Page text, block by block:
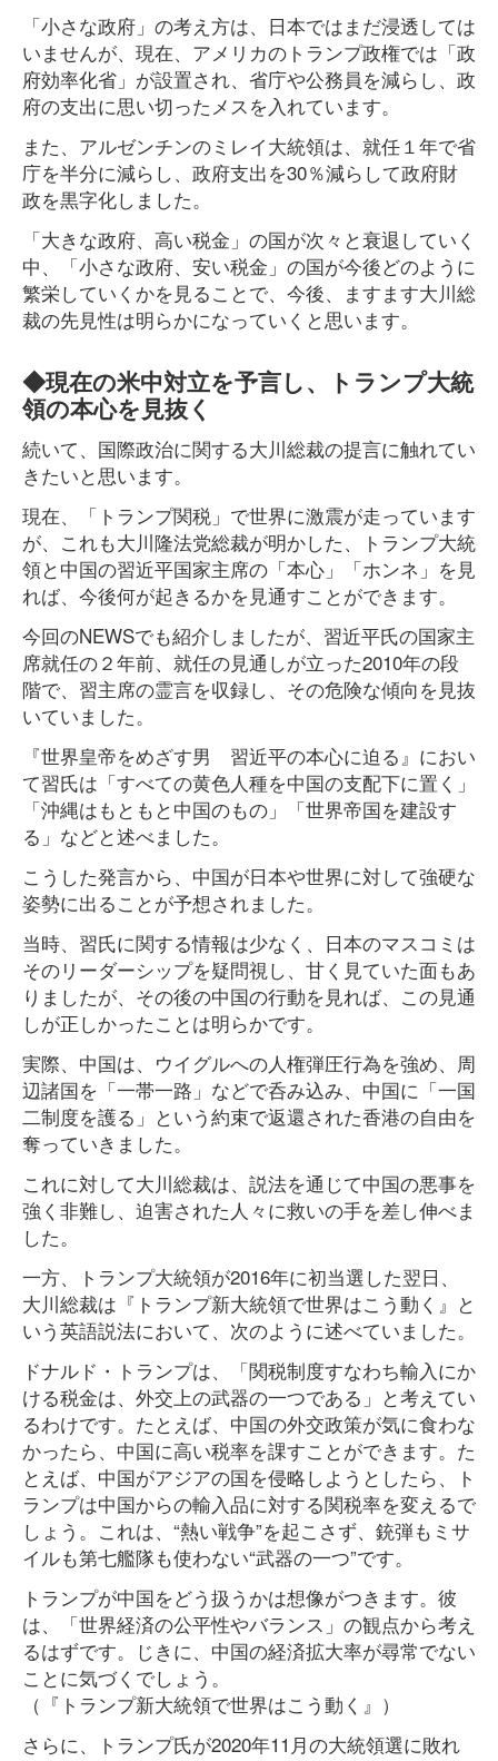
「小さな政府」の考え方は、日本ではまだ浸透しては
いませんが、現在、アメリカのトランプ政権では「政
府効率化省」が設置され、省庁や公務員を減らし、政
府の支出に思い切ったメスを入れています。
また、アルゼンチンのミレイ大統領は、就任１年で省
庁を半分に減らし、政府支出を30％減らして政府財
政を黒字化しました。
「大きな政府、高い税金」の国が次々と衰退していく
中、「小さな政府、安い税金」の国が今後どのように
繁栄していくかを見ることで、今後、ますます大川総
裁の先見性は明らかになっていくと思います。
◆現在の米中対立を予言し、トランプ大統
領の本心を見抜く
続いて、国際政治に関する大川総裁の提言に触れてい
きたいと思います。
現在、「トランプ関税」で世界に激震が走っています
が、これも大川隆法党総裁が明かした、トランプ大統
領と中国の習近平国家主席の「本心」「ホンネ」を見
れば、今後何が起きるかを見通すことができます。
今回のNEWSでも紹介しましたが、習近平氏の国家主
席就任の２年前、就任の見通しが立った2010年の段
階で、習主席の霊言を収録し、その危険な傾向を見抜
いていました。
『世界皇帝をめざす男 習近平の本心に迫る』におい
て習氏は「すべての黄色人種を中国の支配下に置く」
「沖縄はもともと中国のもの」「世界帝国を建設す
る」などと述べました。
こうした発言から、中国が日本や世界に対して強硬な
姿勢に出ることが予想されました。
当時、習氏に関する情報は少なく、日本のマスコミは
そのリーダーシップを疑問視し、甘く見ていた面もあ
りましたが、その後の中国の行動を見れば、この見通
しが正しかったことは明らかです。
実際、中国は、ウイグルへの人権弾圧行為を強め、周
辺諸国を「一帯一路」などで呑み込み、中国に「一国
二制度を護る」という約束で返還された香港の自由を
奪っていきました。
これに対して大川総裁は、説法を通じて中国の悪事を
強く非難し、迫害された人々に救いの手を差し伸べま
した。
一方、トランプ大統領が2016年に初当選した翌日、
大川総裁は『トランプ新大統領で世界はこう動く』と
いう英語説法において、次のように述べていました。
ドナルド・トランプは、「関税制度すなわち輸入にか
ける税金は、外交上の武器の一つである」と考えてい
るわけです。たとえば、中国の外交政策が気に食わな
かったら、中国に高い税率を課すことができます。た
とえば、中国がアジアの国を侵略しようとしたら、ト
ランプは中国からの輸入品に対する関税率を変えるで
しょう。これは、“熱い戦争”を起こさず、銃弾もミサ
イルも第七艦隊も使わない“武器の一つ”です。
トランプが中国をどう扱うかは想像がつきます。彼
は、「世界経済の公平性やバランス」の観点から考え
るはずです。じきに、中国の経済拡大率が尋常でない
ことに気づくでしょう。
（『トランプ新大統領で世界はこう動く』）
さらに、トランプ氏が2020年11月の大統領選に敗れ